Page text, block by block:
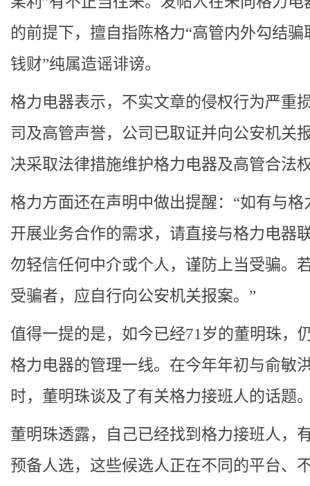
的前提下，擅自指陈格力“高管内外勾结骗
钱财”纯属造谣诽谤。
格力电器表示，不实文章的侵权行为严重
司及高管声誉，公司已取证并向公安机关
决采取法律措施维护格力电器及高管合法
格力方面还在声明中做出提醒：“如有与格
开展业务合作的需求，请直接与格力电器
勿轻信任何中介或个人，谨防上当受骗。
受骗者，应自行向公安机关报案。”
值得一提的是，如今已经71岁的董明珠，
格力电器的管理一线。在今年年初与俞敏
时，董明珠谈及了有关格力接班人的话题
董明珠透露，自己已经找到格力接班人，
预备人选，这些候选人正在不同的平台、